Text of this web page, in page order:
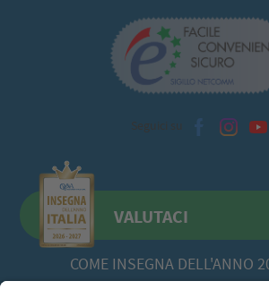
Seguici su
VALUTACI
COME INSEGNA DELL'ANNO